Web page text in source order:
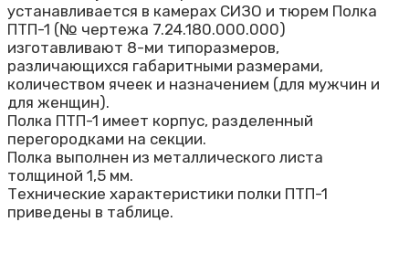
устанавливается в камерах СИЗО и тюрем Полка
ПТП-1 (№ чертежа 7.24.180.000.000)
изготавливают 8-ми типоразмеров,
различающихся габаритными размерами,
количеством ячеек и назначением (для мужчин и
для женщин).
Полка ПТП-1 имеет корпус, разделенный
перегородками на секции.
Полка выполнен из металлического листа
толщиной 1,5 мм.
Технические характеристики полки ПТП-1
приведены в таблице.